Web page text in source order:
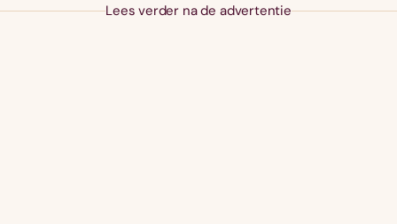
Lees verder na de advertentie